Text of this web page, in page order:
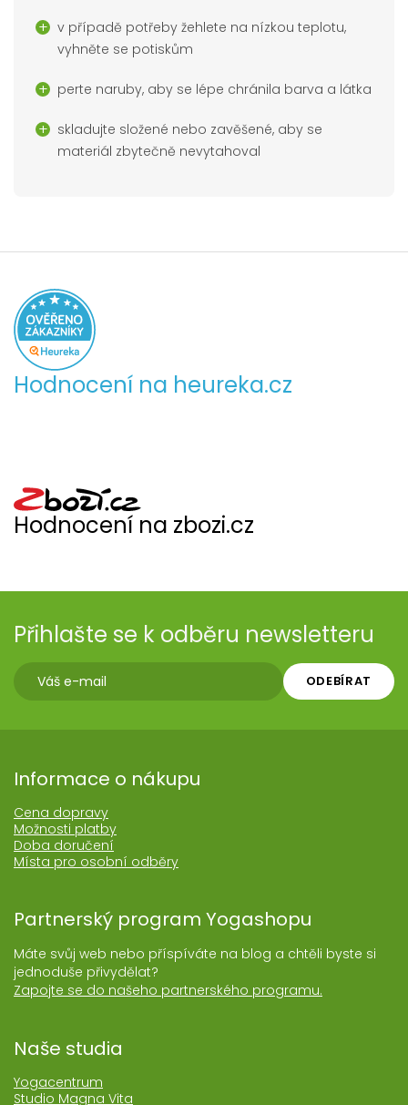
v případě potřeby žehlete na nízkou teplotu,
vyhněte se potiskům
perte naruby, aby se lépe chránila barva a látka
skladujte složené nebo zavěšené, aby se
materiál zbytečně nevytahoval
Hodnocení na heureka.cz
Hodnocení na zbozi.cz
Přihlašte se k odběru newsletteru
ODEBÍRAT
Informace o nákupu
Cena dopravy
Možnosti platby
Doba doručení
Místa pro osobní odběry
Partnerský program Yogashopu
Máte svůj web nebo příspíváte na blog a chtěli byste si
jednoduše přivydělat?
Zapojte se do našeho partnerského programu.
Naše studia
Yogacentrum
Studio Magna Vita